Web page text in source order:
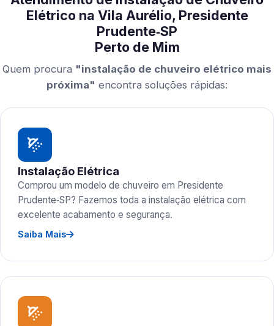
Elétrico na Vila Aurélio, Presidente
Prudente‑SP
Perto de Mim
Quem procura "instalação de chuveiro elétrico mais
próxima" encontra soluções rápidas:
Instalação Elétrica
Comprou um modelo de chuveiro em Presidente
Prudente‑SP? Fazemos toda a instalação elétrica com
excelente acabamento e segurança.
Saiba Mais